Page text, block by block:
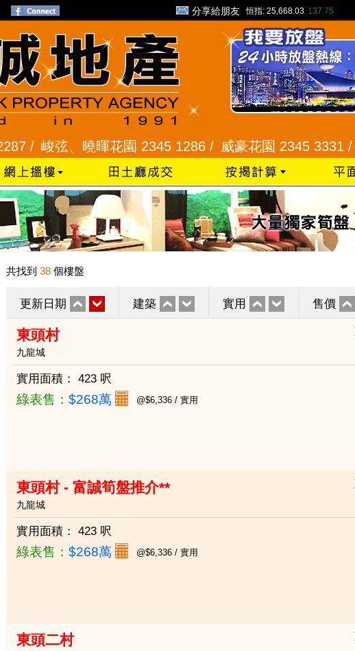
分享給朋友 恒指: 25,668.03 137.75
峻弦、曉暉花園 2345 1286 /威豪花園 2345 3331 /星河
共找到 38 個樓盤
更新日期 建築 實用 售價
東頭村
九龍城
實用面積： 423 呎
綠表售： $268萬 @$6,336 / 實用
東頭村 - 富誠筍盤推介**
九龍城
實用面積： 423 呎
綠表售： $268萬 @$6,336 / 實用
東頭二村